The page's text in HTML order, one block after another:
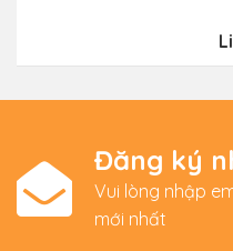
Đăng ký
Vui lòng nhập
mới nhất